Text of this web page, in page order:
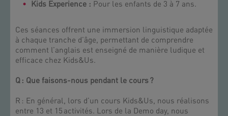
Kids Experience : Pour les enfants de 3 à 7 ans.
Ces séances offrent une immersion linguistique adaptée
à chaque tranche d’âge, permettant de comprendre
comment l’anglais est enseigné de manière ludique et
efficace chez Kids&Us.
Q : Que faisons-nous pendant le cours ?
R : En général, lors d’un cours Kids&Us, nous réalisons
entre 13 et 15 activités. Lors de la Demo day, nous